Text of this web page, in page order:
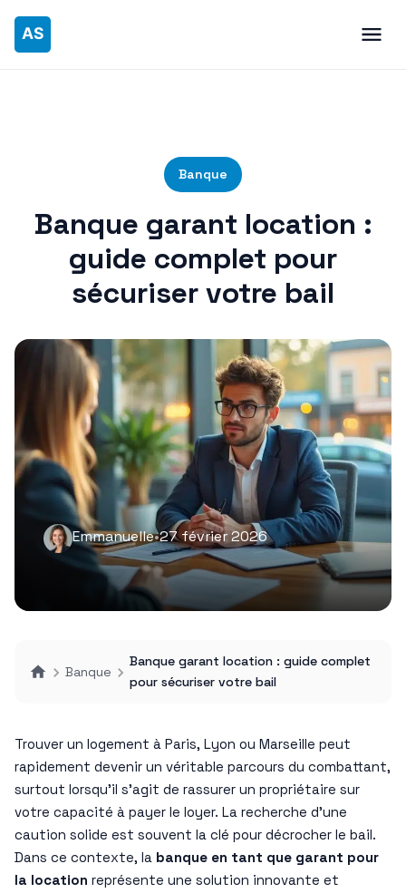
Banque
Banque garant location :
guide complet pour
sécuriser votre bail
Emmanuelle•27 février 2026
Banque
Banque garant location : guide complet
pour sécuriser votre bail
Trouver un logement à Paris, Lyon ou Marseille peut
rapidement devenir un véritable parcours du combattant,
surtout lorsqu’il s’agit de rassurer un propriétaire sur
votre capacité à payer le loyer. La recherche d’une
caution solide est souvent la clé pour décrocher le bail.
Dans ce contexte, la banque en tant que garant pour
la location représente une solution innovante et